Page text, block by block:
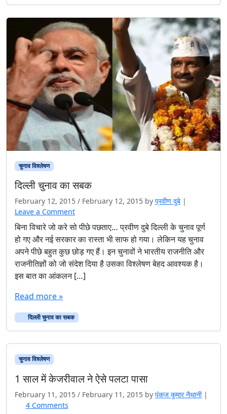
चुनाव विश्‍लेषण
दिल्ली चुनाव का सबक
February 12, 2015 / February 12, 2015 by प्रवीण दुबे |
Leave a Comment
बिना विचारे जो करे सो पीछे पछताए… प्रवीण दुबे दिल्ली के चुनाव पूर्ण
हो गए और नई सरकार का रास्ता भी साफ हो गया। लेकिन यह चुनाव
अपने पीछे बहुत कुछ छोड़ गए हैं। इन चुनावों ने भारतीय राजनीति और
राजनीतिज्ञों को जो संदेश दिया है उसका विश्लेषण बेहद आवश्यक है।
इस बात का आंकलन […]
Read more »
दिल्ली चुनाव का सबक
चुनाव विश्‍लेषण
1 साल में केजरीवाल ने ऐसे पलटा पासा
February 11, 2015 / February 11, 2015 by पंकज कुमार नैथानी |
4 Commentso